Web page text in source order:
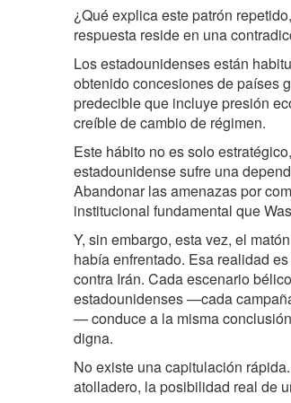
¿Qué explica este patrón
respuesta reside en una
Los estadounidenses están
obtenido concesiones de países
predecible que incluye presión
creíble de cambio de régimen.
Este hábito no es solo
estadounidense sufre una
Abandonar las amenazas por
institucional fundamental que
Y, sin embargo, esta vez, el
había enfrentado. Esa realidad
contra Irán. Cada escenario
estadounidenses —cada
— conduce a la misma
digna.
No existe una capitulación
atolladero, la posibilidad real de